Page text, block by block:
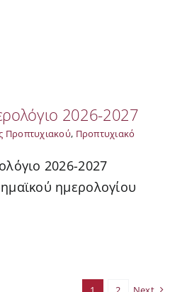
2026-2027
Προπτυχιακού, Προπτυχιακό
2026-2027
ημερολογίου